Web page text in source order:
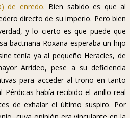
de enredo. Bien sabido es que al
directo de su imperio. Pero bien
y lo cierto es que puede que
bactriana Roxana esperaba un hijo
tenía ya al pequeño Heracles, de
Arrideo, pese a su deficiencia
para acceder al trono en tanto
Pérdicas había recibido el anillo real
de exhalar el último suspiro. Por